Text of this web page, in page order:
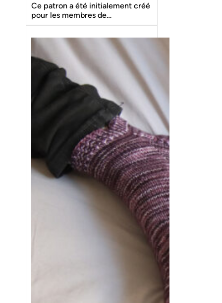
Ce patron a été initialement créé
pour les membres de…